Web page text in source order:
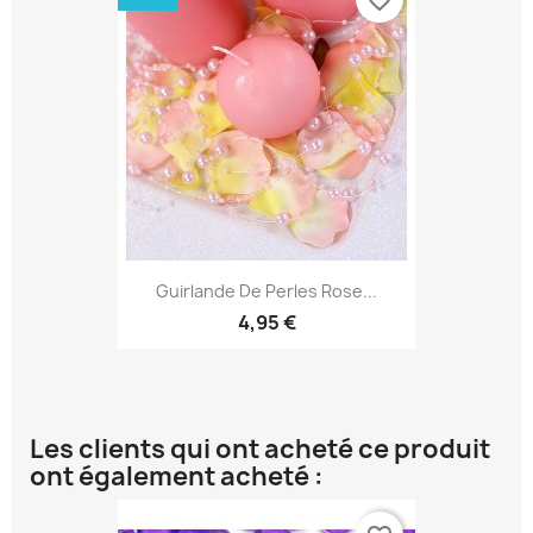
Guirlande De Perles Rose...
4,95 €
Les clients qui ont acheté ce produit
ont également acheté :